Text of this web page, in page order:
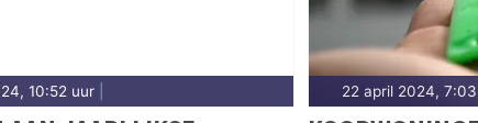
10:52 uur 22 april 2024,